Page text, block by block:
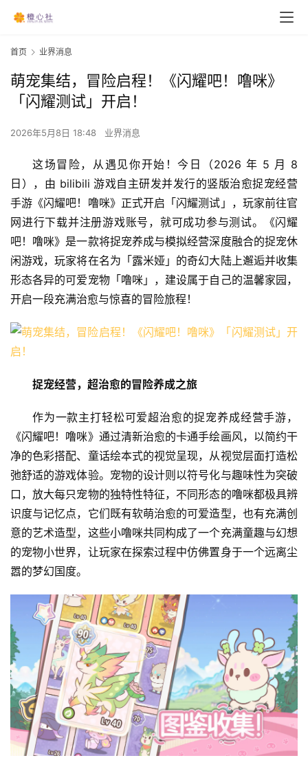
首页 业界消息
萌宠集结，冒险启程！《闪耀吧！噜咪》
「闪耀测试」开启！
2026年5月8日 18:48 业界消息
这场冒险，从遇见你开始！今日（2026 年 5 月 8
日），由 bilibili 游戏自主研发并发行的竖版治愈捉宠经营
手游《闪耀吧！噜咪》正式开启「闪耀测试」，玩家前往官
网进行下载并注册游戏账号，就可成功参与测试。《闪耀
吧！噜咪》是一款将捉宠养成与模拟经营深度融合的捉宠休
闲游戏，玩家将在名为「露米娅」的奇幻大陆上邂逅并收集
形态各异的可爱宠物「噜咪」，建设属于自己的温馨家园，
开启一段充满治愈与惊喜的冒险旅程！
捉宠经营，超治愈的冒险养成之旅
作为一款主打轻松可爱超治愈的捉宠养成经营手游，
《闪耀吧！噜咪》通过清新治愈的卡通手绘画风，以简约干
净的色彩搭配、童话绘本式的视觉呈现，从视觉层面打造松
弛舒适的游戏体验。宠物的设计则以符号化与趣味性为突破
口，放大每只宠物的独特性特征，不同形态的噜咪都极具辨
识度与记忆点，它们既有软萌治愈的可爱造型，也有充满创
意的艺术造型，这些小噜咪共同构成了一个充满童趣与幻想
的宠物小世界，让玩家在探索过程中仿佛置身于一个远离尘
嚣的梦幻国度。